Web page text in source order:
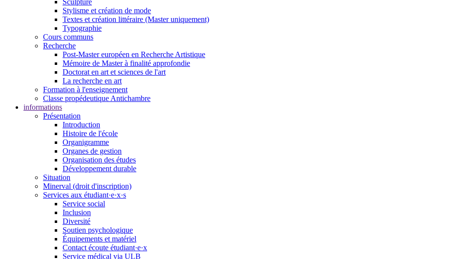
Stylisme et création de mode
Textes et création littéraire (Master uniquement)
Typographie
Cours communs
Recherche
Post-Master européen en Recherche Artistique
Mémoire de Master à finalité approfondie
Doctorat en art et sciences de l'art
La recherche en art
Formation à l'enseignement
Classe propédeutique Antichambre
informations
Présentation
Introduction
Histoire de l'école
Organigramme
Organes de gestion
Organisation des études
Développement durable
Situation
Minerval (droit d'inscription)
Services aux étudiant·e·x·s
Service social
Inclusion
Diversité
Soutien psychologique
Équipements et matériel
Contact écoute étudiant·e·x
Service médical via ULB